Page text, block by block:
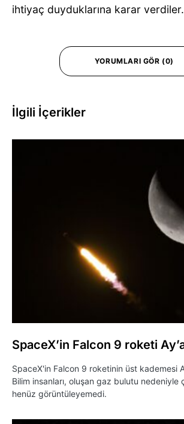
ihtiyaç duyduklarına karar verdiler.
YORUMLARI GÖR (0)
İlgili İçerikler
SpaceX’in Falcon 9 roketi
SpaceX'in Falcon 9 roketinin üst kademesi
Bilim insanları, oluşan gaz bulutu nedeniyle
henüz görüntüleyemedi.